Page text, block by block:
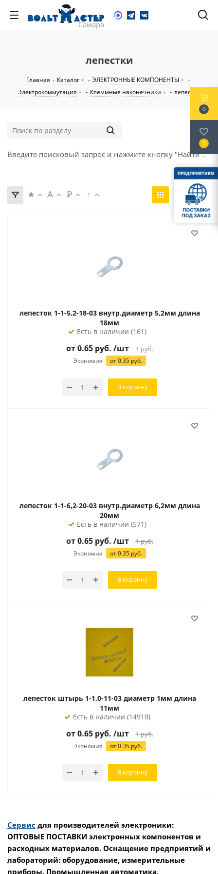
лепестки
Главная - Каталог - ЭЛЕКТРОННЫЕ КОМПОНЕНТЫ
-
Электрокоммутация
- Клеммные наконечники - лепестки
Введите поисковый запрос и нажмите кнопку "Найти".
лепесток 1-1-5,2-18-03 внутр.диаметр 5,2мм длина
18мм
Есть в наличии (161)
от0.65руб. /шт 1руб.
Экономия от0.35руб.
В корзину
лепесток 1-1-6,2-20-03 внутр.диаметр 6,2мм длина
20мм
Есть в наличии (571)
от0.65руб. /шт 1руб.
Экономия от0.35руб.
В корзину
лепесток штырь 1-1,0-11-03 диаметр 1мм длина
11мм
Есть в наличии (14910)
от0.65руб. /шт 1руб.
Экономия от0.35руб.
В корзину
Сервис для производителей электроники:
ОПТОВЫЕ ПОСТАВКИ электронных компонентов и
расходных материалов. Оснащение предприятий и
лабораторий: оборудование, измерительные
приборы. Промышленная автоматика.
0
0